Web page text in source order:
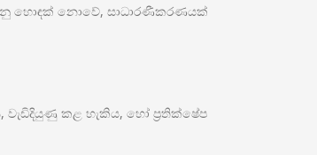
හොඳක් නොවේ, සාධාරණීකරණයක්
වැඩිදියුණු කළ හැකිය, හෝ ප්‍රතික්ෂේප